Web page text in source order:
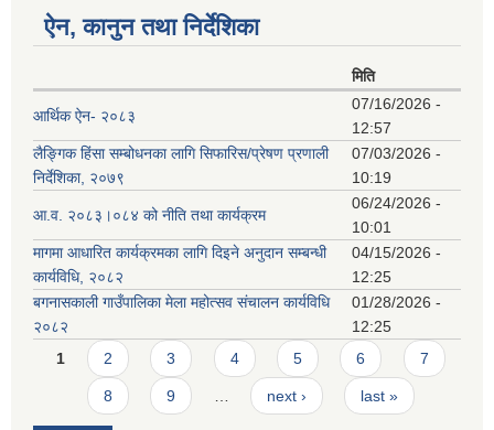
ऐन, कानुन तथा निर्देशिका
मिति
आर्थिक ऐन- २०८३
07/16/2026 -
12:57
लैङ्गिक हिंसा सम्बोधनका लागि सिफारिस/प्रेषण प्रणाली
निर्देशिका, २०७९
07/03/2026 -
10:19
आ.व. २०८३।०८४ को नीति तथा कार्यक्रम
06/24/2026 -
10:01
मागमा आधारित कार्यक्रमका लागि दिइने अनुदान सम्बन्धी
कार्यविधि, २०८२
04/15/2026 -
12:25
बगनासकाली गाउँपालिका मेला महोत्सव संचालन कार्यविधि
२०८२
01/28/2026 -
12:25
Pages
1 2 3 4 5 6 7
8 9 next › last »